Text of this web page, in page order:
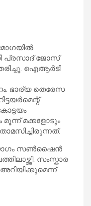
പ്രസാദ് ജോസ്
ഐആർടി
ഭാര്യ തെരേസ
മക്കളോടും
സൺഷൈൻ
സംസ്കാര